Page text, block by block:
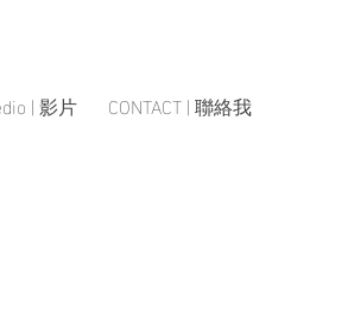
| 影片 CONTACT | 聯絡我